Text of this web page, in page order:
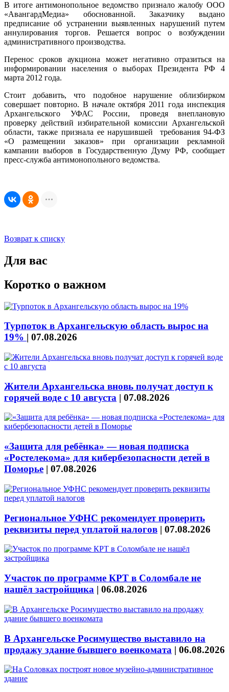
В итоге антимонопольное ведомство признало жалобу ООО
«АвангардМедиа» обоснованной. Заказчику выдано
предписание об устранении выявленных нарушений путем
аннулирования торгов. Решается вопрос о возбуждении
административного производства.
Перенос сроков аукциона может негативно отразиться на
информировании населения о выборах Президента РФ 4
марта 2012 года.
Стоит добавить, что подобное нарушение облизбирком
совершает повторно. В начале октября 2011 года инспекция
Архангельского УФАС России, проведя внеплановую
проверку действий избирательной комиссии Архангельской
области, также признала ее нарушившей требования 94-ФЗ
«О размещении заказов» при организации рекламной
кампании выборов в Государственную Думу РФ, сообщает
пресс-служба антимонопольного ведомства.
Возврат к списку
Для вас
Коротко о важном
Турпоток в Архангельскую область вырос на
19% | 07.08.2026
Жители Архангельска вновь получат доступ к
горячей воде с 10 августа | 07.08.2026
«Защита для ребёнка» — новая подписка
«Ростелекома» для кибербезопасности детей в
Поморье | 07.08.2026
Региональное УФНС рекомендует проверить
реквизиты перед уплатой налогов | 07.08.2026
Участок по программе КРТ в Соломбале не
нашёл застройщика | 06.08.2026
В Архангельске Росимущество выставило на
продажу здание бывшего военкомата | 06.08.2026